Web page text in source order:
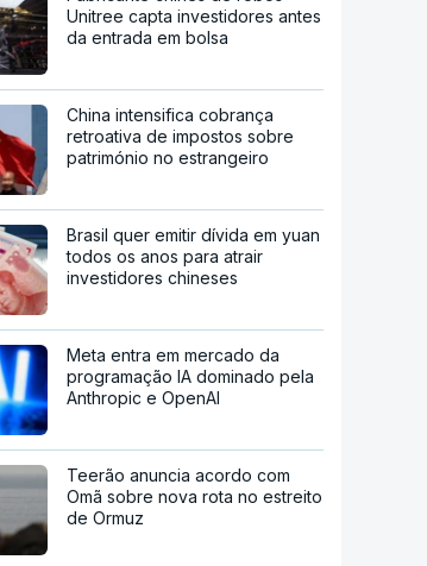
Unitree capta investidores antes
da entrada em bolsa
China intensifica cobrança
retroativa de impostos sobre
património no estrangeiro
Brasil quer emitir dívida em yuan
todos os anos para atrair
investidores chineses
Meta entra em mercado da
programação IA dominado pela
Anthropic e OpenAI
Teerão anuncia acordo com
Omã sobre nova rota no estreito
de Ormuz